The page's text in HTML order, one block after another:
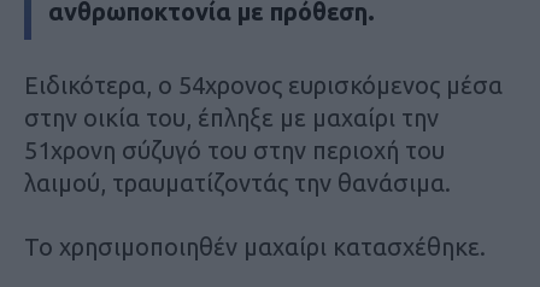
ανθρωποκτονία με πρόθεση.
Ειδικότερα, ο 54χρονος ευρισκόμενος μέσα
στην οικία του, έπληξε με μαχαίρι την
51χρονη σύζυγό του στην περιοχή του
λαιμού, τραυματίζοντάς την θανάσιμα.
Το χρησιμοποιηθέν μαχαίρι κατασχέθηκε.